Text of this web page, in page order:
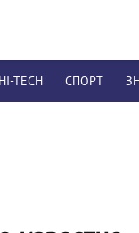
HI-TECH СПОРТ